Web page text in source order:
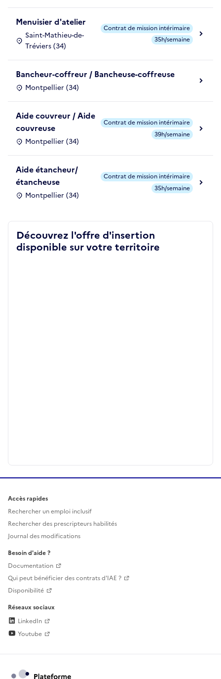
Menuisier d'atelier
Saint-Mathieu-de-
Tréviers (34)
Contrat de mission intérimaire
35h/semaine
Bancheur-coffreur / Bancheuse-coffreuse
Montpellier (34)
Aide couvreur / Aide
couvreuse
Montpellier (34)
Contrat de mission intérimaire
39h/semaine
Aide étancheur/
étancheuse
Montpellier (34)
Contrat de mission intérimaire
35h/semaine
Découvrez l'offre d'insertion
disponible sur votre territoire
Accès rapides
Rechercher un emploi inclusif
Rechercher des prescripteurs habilités
Journal des modifications
Besoin d'aide ?
Documentation
Qui peut bénéficier des contrats d'IAE ?
Disponibilité
Réseaux sociaux
LinkedIn
Youtube